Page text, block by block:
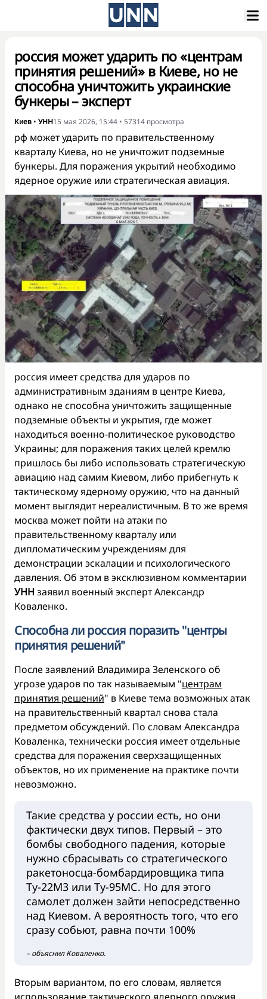
россия может ударить по «центрам
принятия решений» в Киеве, но не
способна уничтожить украинские
бункеры – эксперт
Киев • УНН15 мая 2026, 15:44 • 57314 просмотра
рф может ударить по правительственному
кварталу Киева, но не уничтожит подземные
бункеры. Для поражения укрытий необходимо
ядерное оружие или стратегическая авиация.
россия имеет средства для ударов по
административным зданиям в центре Киева,
однако не способна уничтожить защищенные
подземные объекты и укрытия, где может
находиться военно-политическое руководство
Украины; для поражения таких целей кремлю
пришлось бы либо использовать стратегическую
авиацию над самим Киевом, либо прибегнуть к
тактическому ядерному оружию, что на данный
момент выглядит нереалистичным. В то же время
москва может пойти на атаки по
правительственному кварталу или
дипломатическим учреждениям для
демонстрации эскалации и психологического
давления. Об этом в эксклюзивном комментарии
УНН заявил военный эксперт Александр
Коваленко.
Способна ли россия поразить "центры
принятия решений"
После заявлений Владимира Зеленского об
угрозе ударов по так называемым "центрам
принятия решений" в Киеве тема возможных атак
на правительственный квартал снова стала
предметом обсуждений. По словам Александра
Коваленка, технически россия имеет отдельные
средства для поражения сверхзащищенных
объектов, но их применение на практике почти
невозможно.
Такие средства у россии есть, но они
фактически двух типов. Первый – это
бомбы свободного падения, которые
нужно сбрасывать со стратегического
ракетоносца-бомбардировщика типа
Ту-22М3 или Ту-95МС. Но для этого
самолет должен зайти непосредственно
над Киевом. А вероятность того, что его
сразу собьют, равна почти 100%
– объяснил Коваленко.
Вторым вариантом, по его словам, является